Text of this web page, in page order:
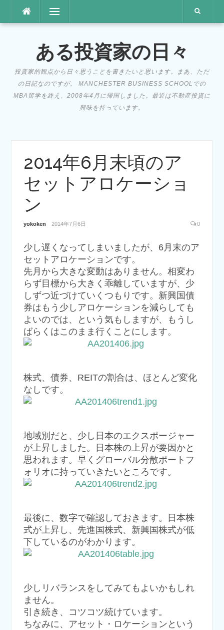
メニュー
ある投資家の日々
投資家的観点から日々思うことを書きたいと思います。まあ、ただ
の日記なのですが。 MANCHESTER BUSINESS SCHOOLでの
MBA留学を終え、2008年4月に帰国しました。最近は不動産投資に
興味を持っています。
2014年6月末頃のア
セットアロケーショ
ン
yokoken 2014年7月6日 0
少し遅くなってしまいましたが、6月末のア
セットアロケーションです。
先月から大きな変動はありません。相変わ
らず目標から大きく乖離していますが、少
しずつ近づけていくつもりです。新興国債
券はもう少しアロケーションを減らしても
よいのでは、という気もしますが、もうし
ばらくはこのまま行くことにします。
株式、債券、REITの割合は、ほとんど変化
なしです。
地域別だと、少し日本のエクスポージャー
が上昇しました。日本株の上昇が要因かと
思われます。早くグローバル分散ポートフ
ォリオに持っていきたいところです。
最後に、数字で確認しておきます。日本株
式が上昇し、先進国株式、新興国株式が低
下しているのがわかります。
少しリバランスをしてみてもよいかもしれ
ません。
引き続き、コツコツ続けています。
ちなみに、アセット・ロケーションという